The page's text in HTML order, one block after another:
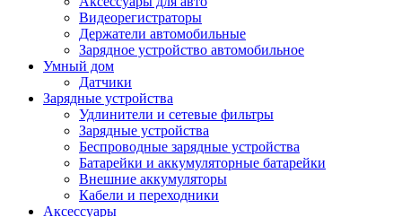
Видеорегистраторы
Держатели автомобильные
Зарядное устройство автомобильное
Умный дом
Датчики
Зарядные устройства
Удлинители и сетевые фильтры
Зарядные устройства
Беспроводные зарядные устройства
Батарейки и аккумуляторные батарейки
Внешние аккумуляторы
Кабели и переходники
Аксессуары